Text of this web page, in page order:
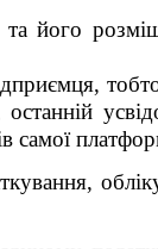
та його
самої